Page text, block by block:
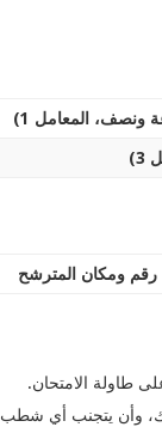
رقم ومكان المترشح
طاولة الامتحان.
وأن يتجنب أي شطب